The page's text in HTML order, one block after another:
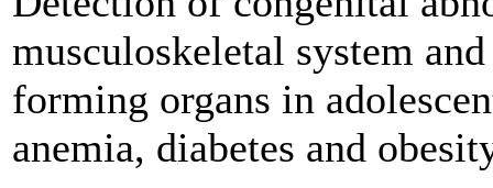
musculoskeletal system
forming organs in
anemia, diabetes and